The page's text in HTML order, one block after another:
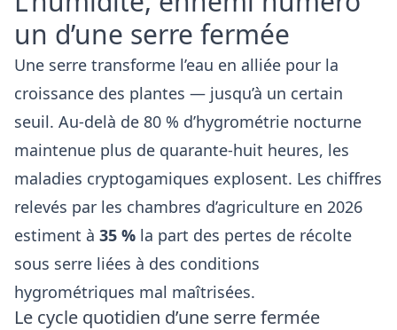
un d’une serre fermée
Une serre transforme l’eau en alliée pour la
croissance des plantes — jusqu’à un certain
seuil. Au-delà de 80 % d’hygrométrie nocturne
maintenue plus de quarante-huit heures, les
maladies cryptogamiques explosent. Les chiffres
relevés par les chambres d’agriculture en 2026
estiment à 35 % la part des pertes de récolte
sous serre liées à des conditions
hygrométriques mal maîtrisées.
Le cycle quotidien d’une serre fermée